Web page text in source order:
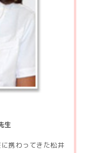
生
携わってきた松井